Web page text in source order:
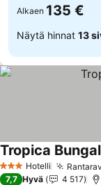
Alkaen 135 €
Näytä hinnat 13
3 Tähtiluokitus
Hotelli
Tropica
7,7 Hyvä 4 517